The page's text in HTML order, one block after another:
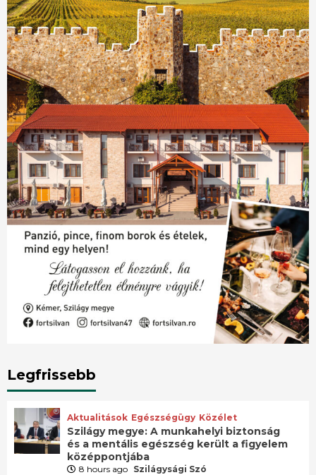
Legfrissebb
Aktualitások Egészségügy Közélet
Szilágy megye: A munkahelyi biztonság
és a mentális egészség került a figyelem
középpontjába
8 hours ago Szilágysági Szó